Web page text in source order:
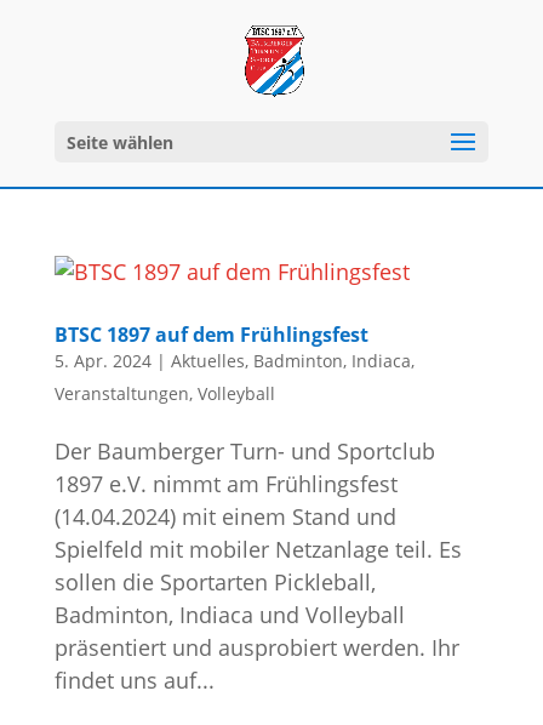
Seite wählen
BTSC 1897 auf dem Frühlingsfest
5. Apr. 2024| Aktuelles, Badminton, Indiaca,
Veranstaltungen, Volleyball
Der Baumberger Turn- und Sportclub
1897 e.V. nimmt am Frühlingsfest
(14.04.2024) mit einem Stand und
Spielfeld mit mobiler Netzanlage teil. Es
sollen die Sportarten Pickleball,
Badminton, Indiaca und Volleyball
präsentiert und ausprobiert werden. Ihr
findet uns auf...